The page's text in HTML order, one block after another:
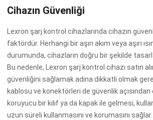
Cihazın Güvenliği
Lexron şarj kontrol cihazlarında cihazın
faktördür. Herhangi bir aşırı akım veya aşırı
durumunda, cihazların doğru bir şekilde
Bu nedenle, Lexron şarj kontrol cihazı satın
güvenliğini sağlamak adına dikkatli olmak
kablosu ve konektörleri de güvenlik açısından
koruyucu bir kılıf ya da kapak ile gelmesi,
uzun süreli kullanmasını ve korumasını sağlar.